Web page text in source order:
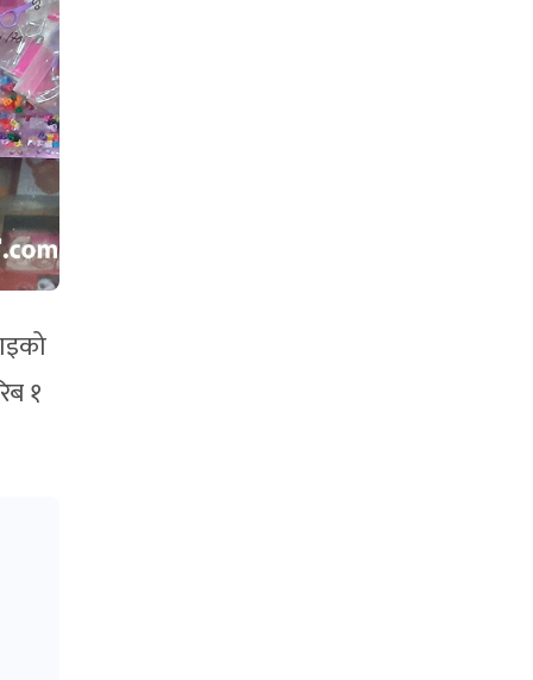
१